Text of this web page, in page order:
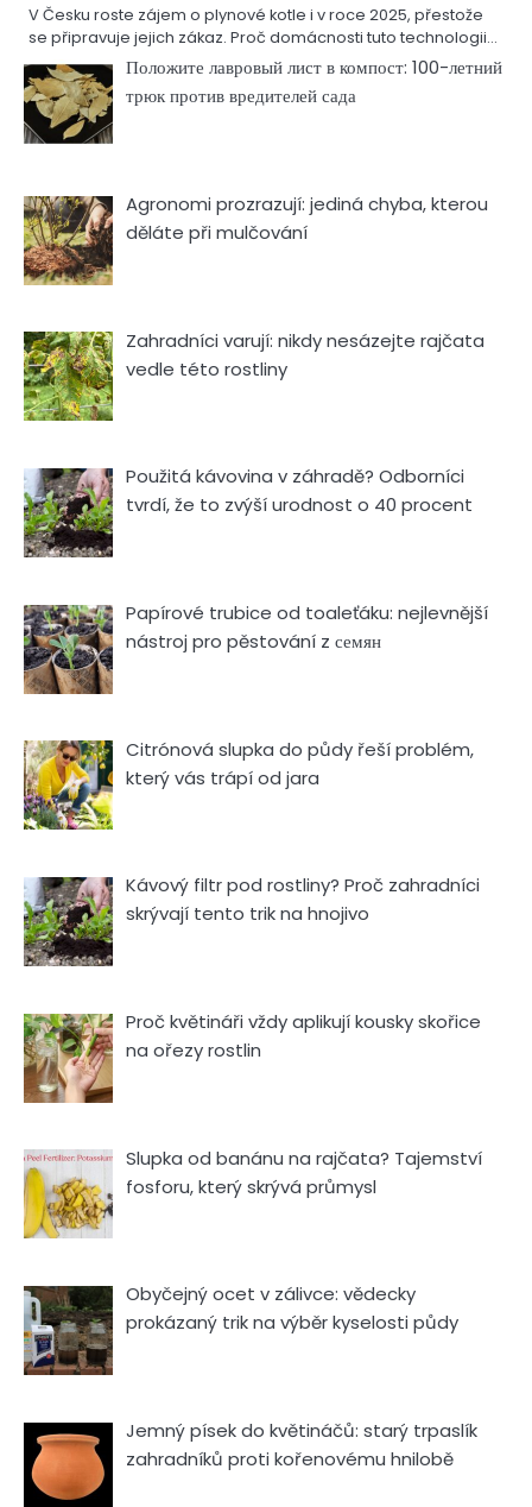
V Česku roste zájem o plynové kotle i v roce 2025, přestože
se připravuje jejich zákaz. Proč domácnosti tuto technologii…
Положите лавровый лист в компост: 100-летний
трюк против вредителей сада
Agronomi prozrazují: jediná chyba, kterou
děláte při mulčování
Zahradníci varují: nikdy nesázejte rajčata
vedle této rostliny
Použitá kávovina v záhradě? Odborníci
tvrdí, že to zvýší urodnost o 40 procent
Papírové trubice od toaleťáku: nejlevnější
nástroj pro pěstování z семян
Citrónová slupka do půdy řeší problém,
který vás trápí od jara
Kávový filtr pod rostliny? Proč zahradníci
skrývají tento trik na hnojivo
Proč květináři vždy aplikují kousky skořice
na ořezy rostlin
Slupka od banánu na rajčata? Tajemství
fosforu, který skrývá průmysl
Obyčejný ocet v zálivce: vědecky
prokázaný trik na výběr kyselosti půdy
Jemný písek do květináčů: starý trpaslík
zahradníků proti kořenovému hnilobě